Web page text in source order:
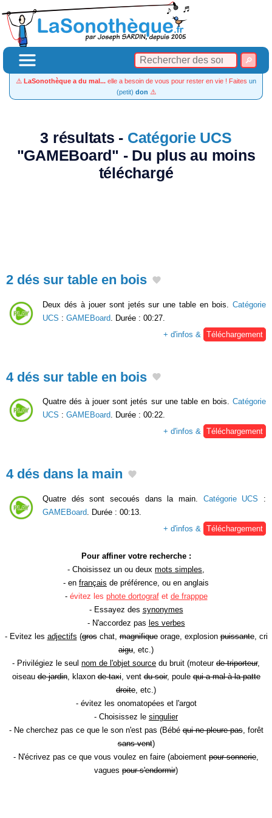
⚠️ LaSonothèque a du mal... elle a besoin de vous pour rester en vie ! Faites un
(petit) don ⚠️
3 résultats - Catégorie UCS
"GAMEBoard" - Du plus au moins
téléchargé
2 dés sur table en bois
Deux dés à jouer sont jetés sur une table en bois. Catégorie
UCS : GAMEBoard . Durée : 00:27.
+ d'infos &
Téléchargement
4 dés sur table en bois
Quatre dés à jouer sont jetés sur une table en bois. Catégorie
UCS : GAMEBoard. Durée : 00:22.
+ d'infos & Téléchargement
4 dés dans la main
Quatre dés sont secoués dans la main. Catégorie UCS :
GAMEBoard . Durée : 00:13.
+ d'infos &
Téléchargement
Pour affiner votre recherche :
- Choisissez un ou deux mots simples
- en français de préférence, ou en anglais
- évitez les phote dortografet de frapppe
- Essayez des synonymes
- N'accordez pas les verbes
- Evitez les adjectifs (groschat,magnifiqueorage, explosionpuissante, cri
aigu , etc.)
- Privilégiez le seul nom de l'objet source du bruit (moteur de triporteur,
oiseaude jardin, klaxonde taxi, ventdu soir, poulequi a mal à la patte
droite , etc.)
- évitez les onomatopées et l'argot
- Choisissez le singulier
- Ne cherchez pas ce que le son n'est pas (Bébéqui ne pleure pas, forêt
sans vent)
- N'écrivez pas ce que vous voulez en faire (aboiement pour sonnerie
vagues pour s'endormir)